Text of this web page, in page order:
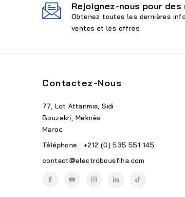
Rejoignez-nous pour
Obtenez toutes les dernières
ventes et les offres
Contactez-Nous
77, Lot Attanmia, Sidi
Bouzekri, Meknès
Maroc
Téléphone : +212 (0) 535 551 145
contact@electrobousfiha.com